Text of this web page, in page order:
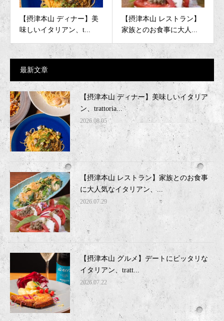
【摂津本山 ディナー】美
味しいイタリアン、t...
【摂津本山 レストラン】
家族とのお食事に大人...
最新文章
【摂津本山 ディナー】美味しいイタリア
ン、trattoria...
2026.08.05
【摂津本山 レストラン】家族とのお食事
に大人気なイタリアン、...
2026.07.29
【摂津本山 グルメ】デートにピッタリな
イタリアン、tratt...
2026.07.22